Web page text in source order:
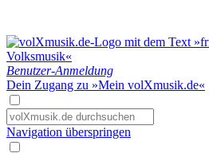
Benutzer-Anmeldung
Dein Zugang zu »Mein volXmusik.de«
Navigation überspringen